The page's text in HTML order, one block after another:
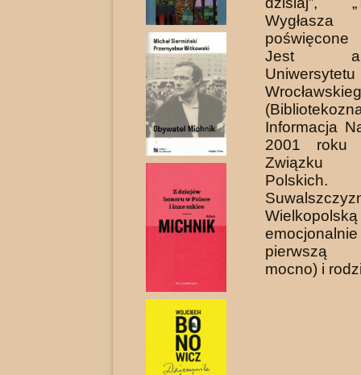
Jest
Uniwersytetu
Informacja
2001 roku
Związku
pierwszą
mocno) i